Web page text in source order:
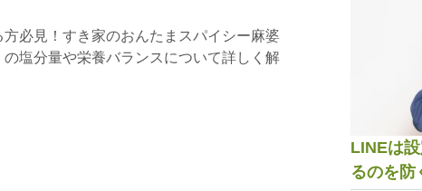
必見！すき家のおんたまスパイシー麻婆
塩分量や栄養バランスについて詳しく解
LINEは
るのを防